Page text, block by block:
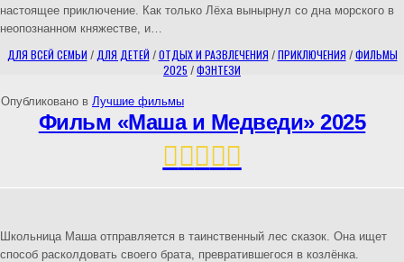
настоящее приключение. Как только Лёха вынырнул со дна морского в
неопознанном княжестве, и…
ДЛЯ ВСЕЙ СЕМЬИ / ДЛЯ ДЕТЕЙ /ОТДЫХ И РАЗВЛЕЧЕНИЯ /ПРИКЛЮЧЕНИЯ /ФИЛЬМЫ
2025 /ФЭНТЕЗИ
Опубликовано в Лучшие фильмы
Фильм «Маша и Медведи» 2025
Школьница Маша отправляется в таинственный лес сказок. Она ищет
способ расколдовать своего брата, превратившегося в козлёнка.